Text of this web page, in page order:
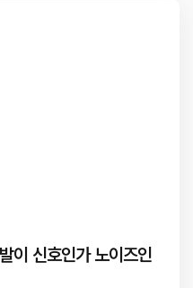
이 신호인가 노이즈인